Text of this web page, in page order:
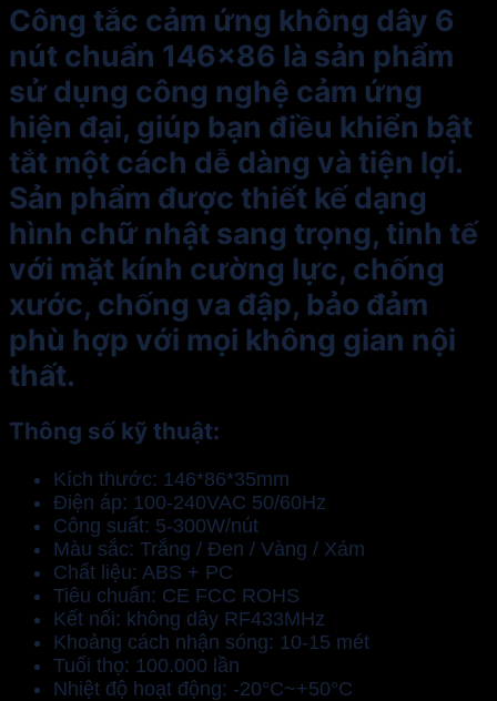
Công tắc cảm ứng không dây 6
nút chuẩn 146×86 là sản phẩm
sử dụng công nghệ cảm ứng
hiện đại, giúp bạn điều khiển bật
tắt một cách dễ dàng và tiện lợi.
Sản phẩm được thiết kế dạng
hình chữ nhật sang trọng, tinh tế
với mặt kính cường lực, chống
xước, chống va đập, bảo đảm
phù hợp với mọi không gian nội
thất.
Thông số kỹ thuật:
Kích thước: 146*86*35mm
Điện áp: 100-240VAC 50/60Hz
Công suất: 5-300W/nút
Màu sắc: Trắng / Đen / Vàng / Xám
Chất liệu: ABS + PC
Tiêu chuẩn: CE FCC ROHS
Kết nối: không dây RF433MHz
Khoảng cách nhận sóng: 10-15 mét
Tuổi thọ: 100.000 lần
Nhiệt độ hoạt động: -20°C~+50°C